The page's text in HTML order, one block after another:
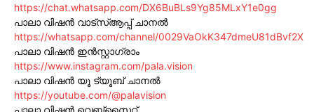
https://chat.whatsapp.com/DX6BuBLs9Yg85MLxY1e0gg
പാലാ വിഷൻ വാട്സ്ആപ്പ് ചാനൽ
https://whatsapp.com/channel/0029VaOkK347dmeU81dBvf2X
പാലാ വിഷൻ ഇൻസ്റ്റാഗ്രാം
https://www.instagram.com/pala.vision
പാലാ വിഷൻ യൂ ട്യൂബ് ചാനൽ
https://youtube.com/@palavision
പാലാ വിഷൻ വെബ്സൈറ്റ്